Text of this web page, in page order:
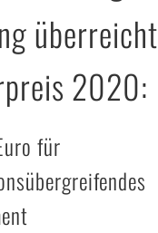
überreicht
2020:
für